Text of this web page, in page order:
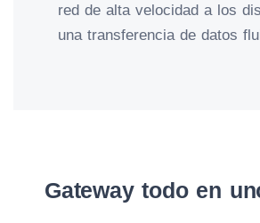
red de alta velocidad a los
una transferencia de datos
Gateway todo en